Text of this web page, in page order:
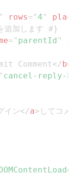
" rows= "4 "
= " parentId "
Comment</
" cancel-reply-
イン</a> してコ